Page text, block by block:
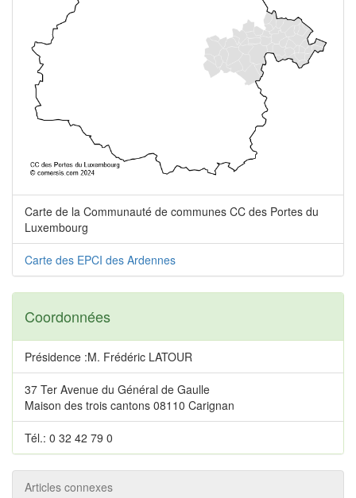
Carte de la Communauté de communes CC des Portes du
Luxembourg
Carte des EPCI des Ardennes
Coordonnées
Présidence :M. Frédéric LATOUR
37 Ter Avenue du Général de Gaulle
Maison des trois cantons 08110 Carignan
Tél.: 0 32 42 79 0
Articles connexes